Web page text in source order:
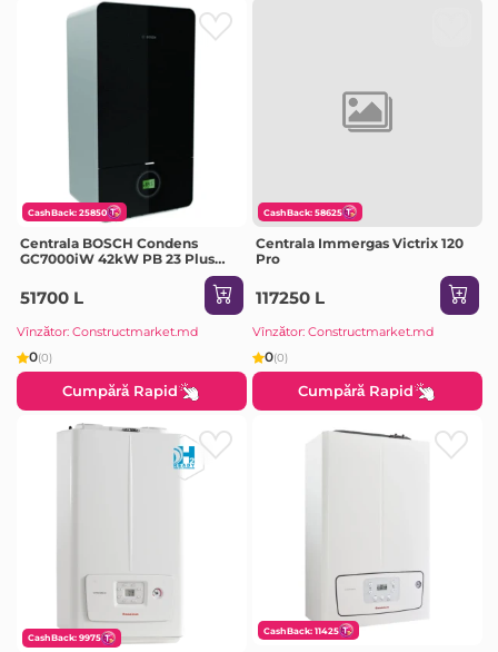
CashBack: 25850
Centrala BOSCH Condens
GC7000iW 42kW PB 23 Plus
51700 L
Vînzător: Constructmarket.md
0(0)
Cumpără Rapid
CashBack: 58625
Centrala Immergas Victrix 120
Pro
117250 L
Vînzător: Constructmarket.md
0(0)
Cumpără Rapid
CashBack: 9975
CashBack: 11425